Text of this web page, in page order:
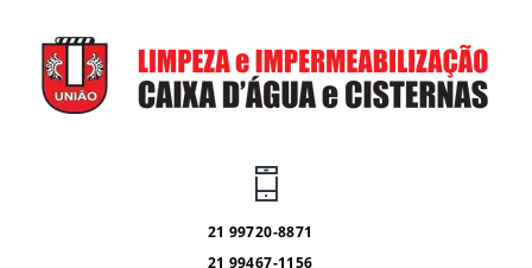
21 99720-8871
21 99467-1156